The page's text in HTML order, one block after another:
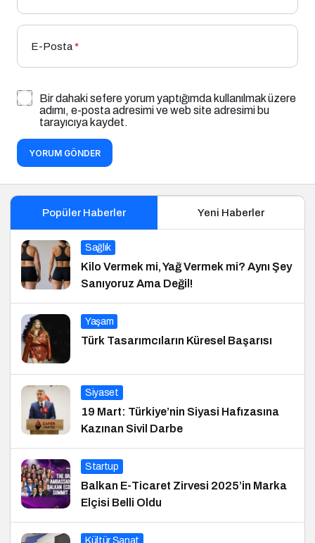
E-Posta*
Bir dahaki sefere yorum yaptığımda kullanılmak üzere
adımı, e-posta adresimi ve web site adresimi bu
tarayıcıya kaydet.
YORUM GÖNDER
Popüler Haberler Yeni Haberler
Sağlık
Kilo Vermek mi, Yağ Vermek mi? Aynı Şey
Sanıyoruz Ama Değil!
Yaşam
Türk Tasarımcıların Küresel Başarısı
Siyaset
19 Mart: Türkiye’nin Siyasi Hafızasına
Kazınan Sivil Darbe
Startup
Balkan E-Ticaret Zirvesi 2025’in Marka
Elçisi Belli Oldu
Kültür Sanat